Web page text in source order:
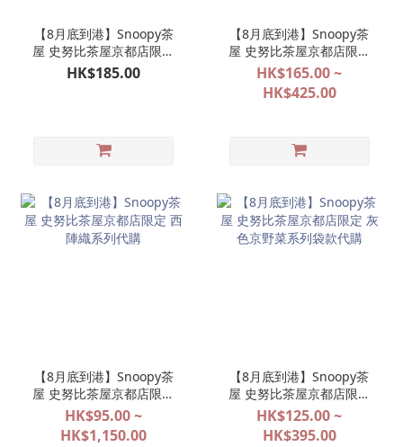
【8月底到港】Snoopy茶
屋 史努比茶屋京都店限定
JETSTREAM 多色原子筆一
HK$185.00
【8月底到港】Snoopy茶
屋 史努比茶屋京都店限定
提花織物系列袋款代購
HK$165.00 ~
HK$425.00
【8月底到港】Snoopy茶
屋 史努比茶屋京都店限定
西陣織系列代購
HK$95.00 ~
HK$1,150.00
【8月底到港】Snoopy茶
屋 史努比茶屋京都店限定
灰色京野菜系列袋款代購
HK$125.00 ~
HK$395.00